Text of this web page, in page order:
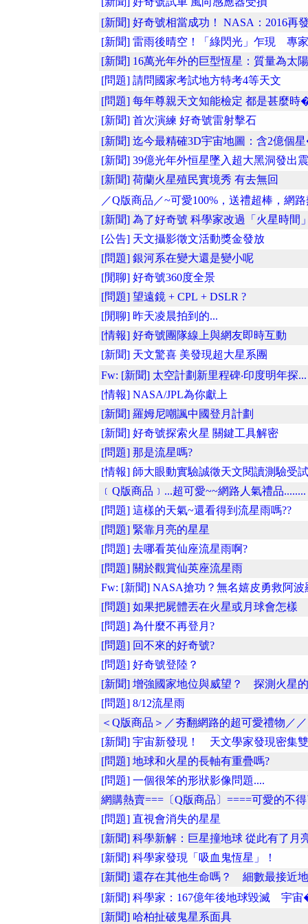
[新聞] 好奇號相當成功！ NASA：2016再
[新聞] 雷雨後晴空！「綠閃光」乍現 專
[新聞] 16萬光年外的巨型恆星：質量為太
[問題] 請問國家考試地方特考4等天文
[問題] 每年尊親天文知能檢定 都是甚麼時
[新聞] 首次演練 好奇號雷射擊石
[新聞] 迄今最精確3D宇宙地圖：含2億個
[新聞] 39億光年外恒星墜入超大黑洞發出
[新聞] 荷蘭火星殖民實境秀 有去無回
／Q版商品／~可愛100%，送禮超棒，網
[新聞] 為了好奇號 科學家改過「火星時間
[公告] 天文攝影徵文活動獎金發放
[問題] 銀河系在變大還是變小呢
[閒聊] 好奇號360度全景
[問題] 望遠鏡 + CPL + DSLR ?
[閒聊] 昨天凌晨拍到的...
[情報] 好奇號團隊線上與網友即時互動
[新聞] 天文驚喜 美發現超大星系團
Fw: [新聞] 太空計劃新里程碑‧印度明年探...
[情報] NASA/JPL為你獻上
[新聞] 羅姆尼嘲諷中國登月計劃
[新聞] 好奇號探索火星 關鍵工具解密
[問題] 那是流星嗎?
[情報] 師大眼動實驗誠徵天文閱讀測驗受
﹝Q版商品﹞...超可愛~~網路人氣禮品........
[問題] 這樣的天氣~還看得到流星雨嗎??
[問題] 緊靠月亮的星星
[問題] 去哪看英仙座流星雨啊?
[問題] 關於觀賞仙英座流星雨
Fw: [新聞] NASA搶功？無名嬉皮勇救阿波
[問題] 如果把屍體丟在火星或月球會怎樣
[問題] 為什麼不再登月?
[問題] 回不來的好奇號?
[問題] 好奇號登陸？
[新聞] 增強國家地位與威望？ 探測火星
[問題] 8/12流星雨
＜Q版商品＞／夯翻網路的超可愛禮物／
[新聞] 宇宙新發現！ 天文學家發現密集
[問題] 地球和火星的長軸有重疊嗎?
[問題] 一個很笨的形狀影像問題....
網購熱賣===〔Q版商品〕====可愛的不
[問題] 直視會消失的星星
[新聞] 科學新解：巨星撞地球 從此有了月
[新聞] 科學家發現「吸血鬼恆星」！
[新聞] 還存在其他生命嗎？ 細數最接近
[新聞] 科學家：167億年後地球毀滅 宇
[新聞] 哈柏扯破鬼星系面具